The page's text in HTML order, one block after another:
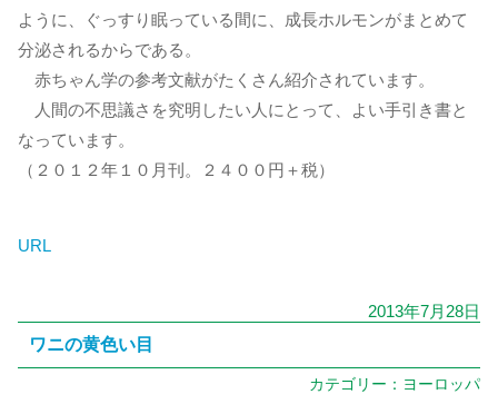
ように、ぐっすり眠っている間に、成長ホルモンがまとめて
分泌されるからである。
赤ちゃん学の参考文献がたくさん紹介されています。
人間の不思議さを究明したい人にとって、よい手引き書と
なっています。
（２０１２年１０月刊。２４００円＋税）
URL
2013年7月28日
ワニの黄色い目
カテゴリー： ヨーロッパ